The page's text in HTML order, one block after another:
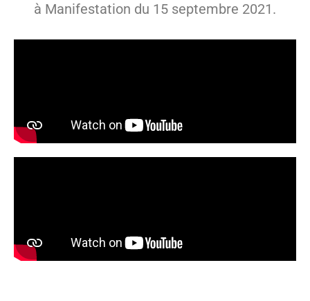
à Manifestation du 15 septembre 2021.